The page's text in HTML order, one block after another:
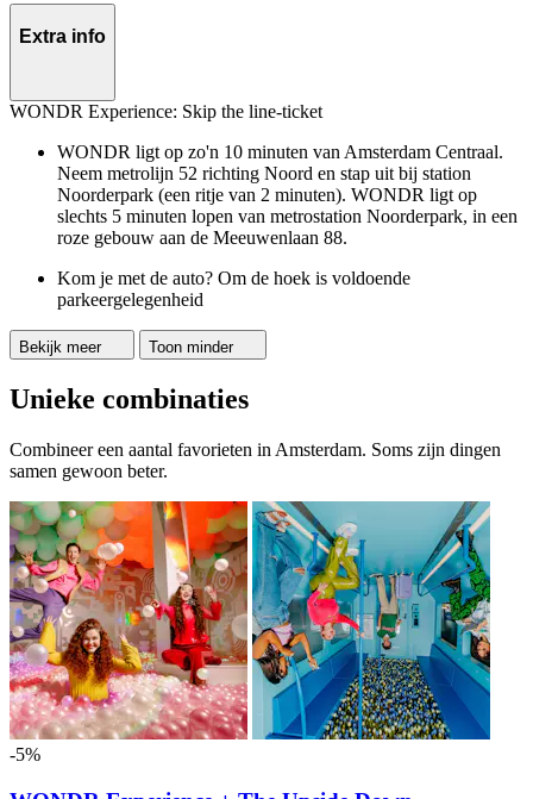
Extra info
WONDR Experience: Skip the line-ticket
WONDR ligt op zo'n 10 minuten van Amsterdam Centraal.
Neem metrolijn 52 richting Noord en stap uit bij station
Noorderpark (een ritje van 2 minuten). WONDR ligt op
slechts 5 minuten lopen van metrostation Noorderpark, in een
roze gebouw aan de Meeuwenlaan 88.
Kom je met de auto? Om de hoek is voldoende
parkeergelegenheid
Bekijk meer Toon minder
Unieke combinaties
Combineer een aantal favorieten in Amsterdam. Soms zijn dingen
samen gewoon beter.
-5%